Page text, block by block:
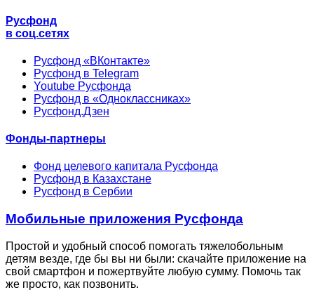
Русфонд
в соц.сетях
Русфонд «ВКонтакте»
Русфонд в Telegram
Youtube Русфонда
Русфонд в «Одноклассниках»
Русфонд.Дзен
Фонды-партнеры
Фонд целевого капитала Русфонда
Русфонд в Казахстане
Русфонд в Сербии
Мобильные приложения Русфонда
Простой и удобный способ помогать тяжелобольным
детям везде, где бы вы ни были: скачайте приложение на
свой смартфон и пожертвуйте любую сумму. Помочь так
же просто, как позвонить.